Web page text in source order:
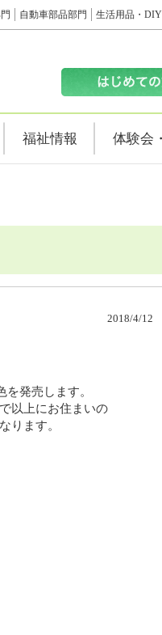
自動車部品部門 生活用品・
福祉情報 体験会
2018/4/12
発売します。
以上にお住まいの
ります。